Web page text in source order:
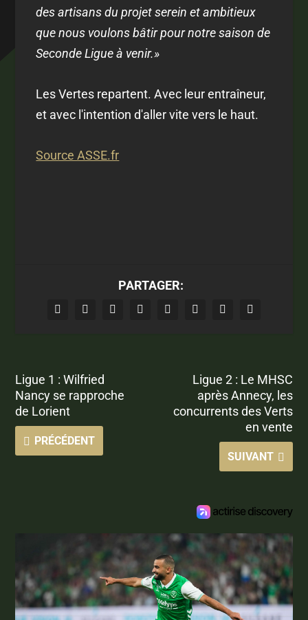
des artisans du projet serein et ambitieux
que nous voulons bâtir pour notre saison de
Seconde Ligue à venir.»
Les Vertes repartent. Avec leur entraîneur,
et avec l'intention d'aller vite vers le haut.
Source ASSE.fr
PARTAGER:
Ligue 1 : Wilfried
Nancy se rapproche
de Lorient
PRÉCÉDENT
Ligue 2 : Le MHSC
après Annecy, les
concurrents des Verts
en vente
SUIVANT